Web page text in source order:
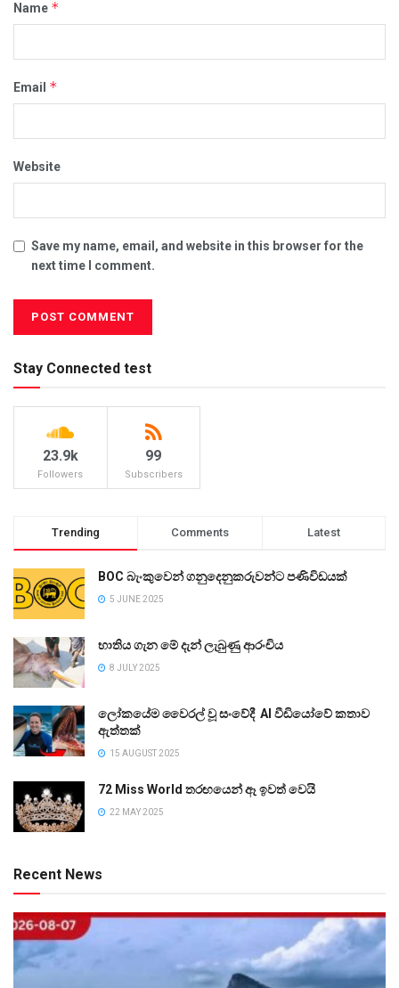
Name *
Email *
Website
Save my name, email, and website in this browser for the
next time I comment.
Stay Connected test
23.9k
Followers
99
Subscribers
Trending Comments Latest
BOC බැංකුවෙන් ගනුදෙනුකරුවන්ට පණිවිඩයක්
5 JUNE 2025
භාතිය ගැන මේ දැන් ලැබුණු ආරංචිය
8 JULY 2025
ලෝකයේම වෛරල් වූ සංවේදී AI වීඩියෝවේ කතාව
ඇත්තක්
15 AUGUST 2025
72 Miss World තරඟයෙන් ඈ ඉවත් වෙයි
22 MAY 2025
Recent News